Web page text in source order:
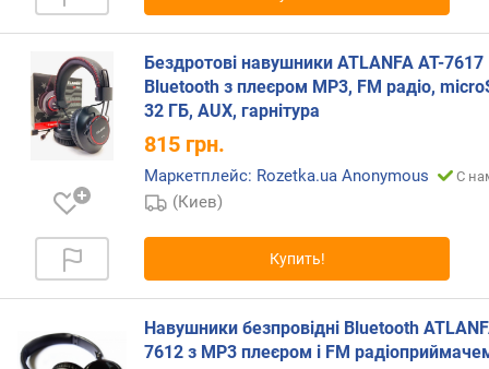
ч
е
т
в
у
п
е
л
н
Бездротові навушники ATLANFA AT-
Bluetooth з плеєром MP3, FM радіо,
32 ГБ, AUX, гарнітура
815 грн.
Маркетплейс: Rozetka.ua Anonymous С
(Киев)
Купить!
Навушники безпровідні Bluetooth
7612 з MP3 плеєром і FM